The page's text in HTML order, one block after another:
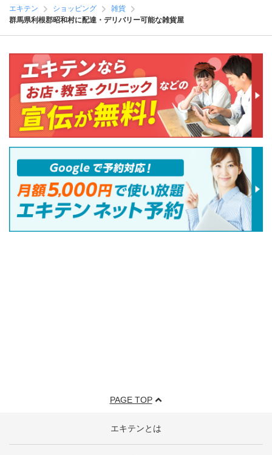
エキテン ショッピング
雑貨
群馬県利根郡昭和村に配達・デリバリー可能な雑貨屋
PAGE TOP
エキテンとは